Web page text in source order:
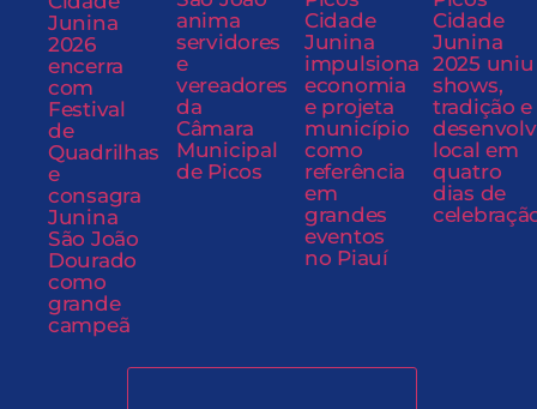
Junina
2026
encerra
com
Festival
de
Quadrilhas
e
consagra
Junina
São João
Dourado
como
grande
campeã
anima
servidores
e
vereadores
da
Câmara
Municipal
de Picos
Cidade
Junina
impulsiona
economia
e projeta
município
como
referência
em
grandes
eventos
no Piauí
Cidade
Junina
2025 uniu
shows,
tradição e
local em
quatro
dias de